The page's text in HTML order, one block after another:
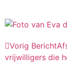
Vorig Bericht
vrijwilligers die